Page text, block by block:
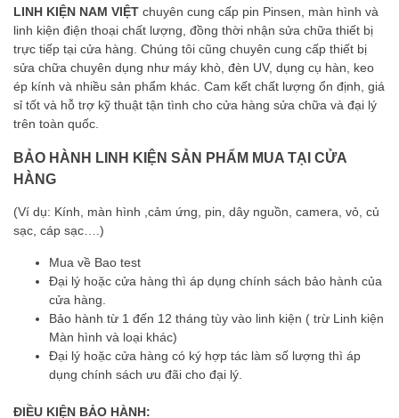
LINH KIỆN NAM VIỆT chuyên cung cấp pin Pinsen, màn hình và
linh kiện điện thoại chất lượng, đồng thời nhận sửa chữa thiết bị
trực tiếp tại cửa hàng. Chúng tôi cũng chuyên cung cấp thiết bị
sửa chữa chuyên dụng như máy khò, đèn UV, dụng cụ hàn, keo
ép kính và nhiều sản phẩm khác. Cam kết chất lượng ổn định, giá
sỉ tốt và hỗ trợ kỹ thuật tận tình cho cửa hàng sửa chữa và đại lý
trên toàn quốc.
BẢO HÀNH LINH KIỆN SẢN PHẨM MUA TẠI CỬA
HÀNG
(Ví dụ: Kính, màn hình ,cảm ứng, pin, dây nguồn, camera, vỏ, củ
sạc, cáp sạc….)
Mua về Bao test
Đại lý hoặc cửa hàng thì áp dụng chính sách bảo hành của
cửa hàng.
Bảo hành từ 1 đến 12 tháng tùy vào linh kiện ( trừ Linh kiện
Màn hình và loại khác)
Đại lý hoặc cửa hàng có ký hợp tác làm số lượng thì áp
dụng chính sách ưu đãi cho đại lý.
ĐIỀU KIỆN BẢO HÀNH: